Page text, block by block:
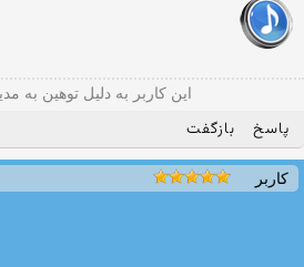
این کاربر به دلیل توهین به
پاسخ بازگفت
کاربر